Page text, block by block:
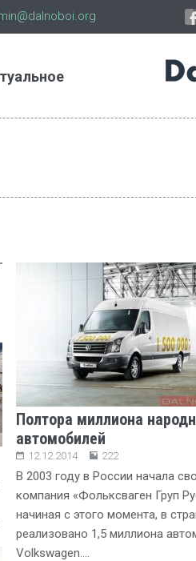
Полтора миллиона
автомобилей
12.12.2014 222
В 2003 году в России начала
компания «Фольксваген Груп
начиная с этого момента, в
реализовано 1,5 миллиона
Volkswagen….